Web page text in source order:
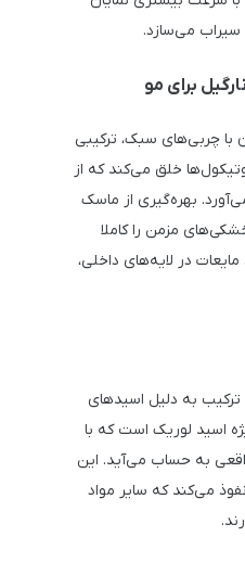
می‌سازد.
برای مو
با چربی‌های سبک، ترکیبی
خلق می‌کند که از
بهره‌گیری از ماسک
مزمن را کاملا
در لایه‌های داخلی،
به دلیل اسیدهای
اسید لوریک است که با
به حساب می‌آید. این
می‌کند که سایر مواد